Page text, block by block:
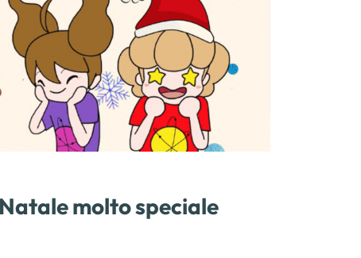
molto speciale